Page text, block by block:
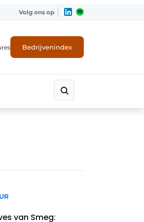
Volg ons op
Bedrijvenindex
van Smeg: